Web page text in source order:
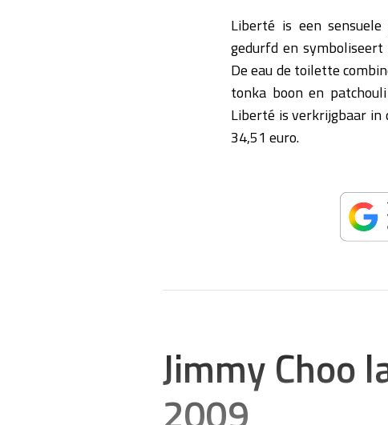
Liberté is een
gedurfd en
De eau de toilette
tonka boon en
Liberté is verkrijgbaar in
34,51 euro.
Jimmy Choo